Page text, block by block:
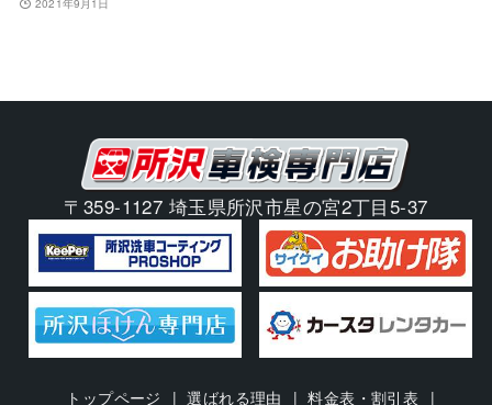
2021年9月1日
〒359-1127 埼玉県所沢市星の宮2丁目5-37
トップページ 選ばれる理由 料金表・割引表